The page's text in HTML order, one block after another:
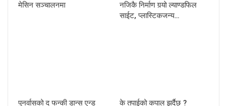
मेसिन सञ्चालनमा
नजिकै निर्माण गर्‍यो ल्याण्डफिल
साईट, प्लास्टिकजन्य…
पुनर्वासको द फन्की डान्स एन्ड
के तपाईको कपाल झर्दैछ ?